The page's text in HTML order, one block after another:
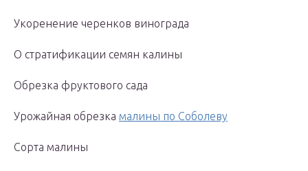
Укоренение черенков винограда
О стратификации семян калины
Обрезка фруктового сада
Урожайная обрезка малины по Соболеву
Сорта малины